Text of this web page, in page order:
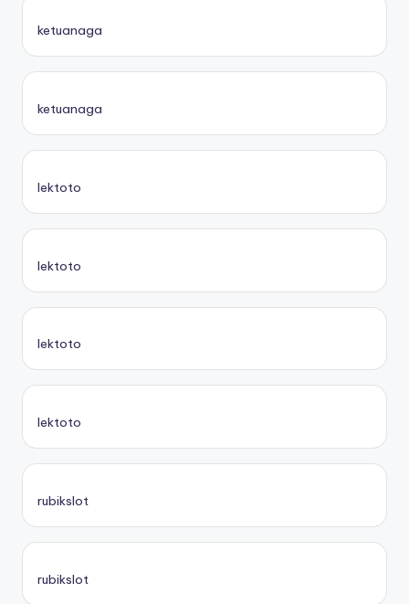
ketuanaga
ketuanaga
lektoto
lektoto
lektoto
lektoto
rubikslot
rubikslot